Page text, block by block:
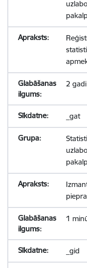
2 gadi
_gat
1
_gid